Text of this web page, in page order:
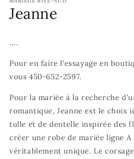
une
fenêtre
modale
Jeanne
....
Pour en faire l'essayage en
vous 450-652-2597.
Pour la mariée à la recherche
romantique, Jeanne est le choix
tulle et de dentelle inspirée des
créer une robe de mariée ligne
véritablement unique. Le